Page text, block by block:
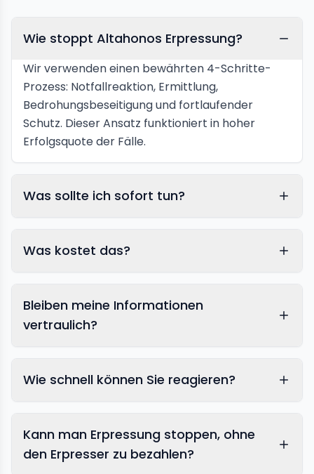
Wie stoppt Altahonos Erpressung?
Wir verwenden einen bewährten 4-Schritte-
Prozess: Notfallreaktion, Ermittlung,
Bedrohungsbeseitigung und fortlaufender
Schutz. Dieser Ansatz funktioniert in hoher
Erfolgsquote der Fälle.
Was sollte ich sofort tun?
Was kostet das?
Bleiben meine Informationen
vertraulich?
Wie schnell können Sie reagieren?
Kann man Erpressung stoppen, ohne
den Erpresser zu bezahlen?